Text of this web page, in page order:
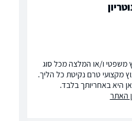
משפטי ו/או המלצה מכל סוג
מקצועי טרם נקיטת כל הליך.
היא באחריותך בלבד.
האתר